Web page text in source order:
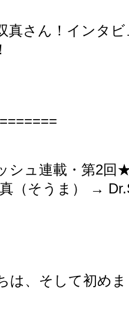
真さん！インタ
シュ連載・第2回
（そうま） →
は、そして初め